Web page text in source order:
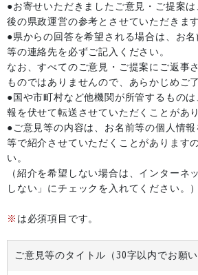
●お寄せいただきましたご意見・ご提案
後の県政運営の参考とさせていただきます
●県からの回答を希望される場合は、お
等の連絡先を必ずご記入ください。
なお、すべてのご意見・ご提案にご返事
ものではありませんので、あらかじめご
●国や市町村など他機関が所管するもの
報を伏せて転送させていただくことがあり
●ご意見等の内容は、お名前等の個人情
等で紹介させていただくことがあります
い。
（紹介を希望しない場合は、インターネ
しない」にチェックを入れてください。）
※ は必須項目です。
ご意見等のタイトル（30字以内でお願